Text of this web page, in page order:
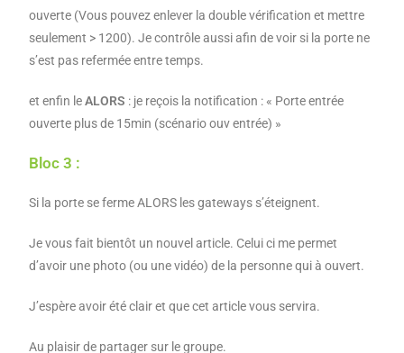
ouverte (Vous pouvez enlever la double vérification et mettre
seulement > 1200). Je contrôle aussi afin de voir si la porte ne
s’est pas refermée entre temps.
et enfin leALORS : je reçois la notification : « Porte entrée
ouverte plus de 15min (scénario ouv entrée) »
Bloc 3 :
Si la porte se ferme ALORS les gateways s’éteignent.
Je vous fait bientôt un nouvel article. Celui ci me permet
d’avoir une photo (ou une vidéo) de la personne qui à ouvert.
J’espère avoir été clair et que cet article vous servira.
Au plaisir de partager sur le groupe.